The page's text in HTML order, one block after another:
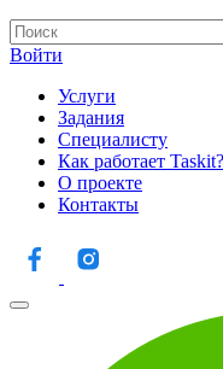
Войти
Услуги
Задания
Специалисту
Как работает Taskit?
О проекте
Контакты